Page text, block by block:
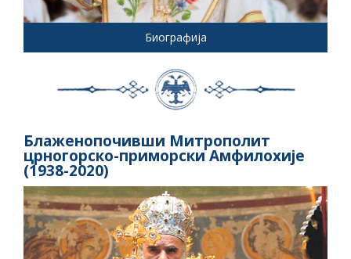
Биографија
Блаженопочивши Митрополит
црногорско-приморски Амфилохије
(1938-2020)